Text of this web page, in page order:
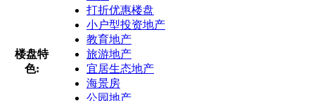
楼盘特
色:
打折优惠楼盘
小户型投资地产
教育地产
旅游地产
宜居生态地产
海景房
公园地产